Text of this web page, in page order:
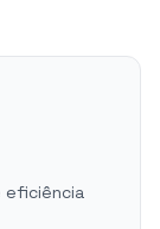
eficiência